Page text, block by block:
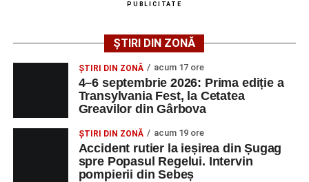
AGENT OCUPAŢIA
NR.
NR.
Technology Srl
OPERATOR LA
MASINI-UNELTE
NUMERICA
1 0752826367
PUBLICITATE
ȘTIRI DIN ZONĂ
ȘTIRI DIN ZONĂ acum 17 ore
4–6 septembrie 2026: Prima ediție a
Transylvania Fest, la Cetatea
Greavilor din Gârbova
ȘTIRI DIN ZONĂ acum 19 ore
Accident rutier la ieșirea din Șugag
spre Popasul Regelui. Intervin
pompierii din Sebeș